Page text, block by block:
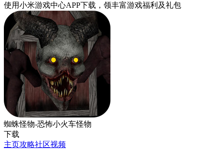
使用小米游戏中心APP下载 ，领丰富游戏福利 及礼包
蜘蛛怪物-恐怖小火车怪物
下载
主页攻略社区视频